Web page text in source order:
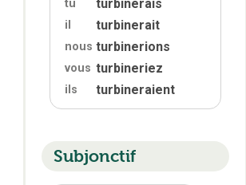
tu turbinerais
il turbinerait
nous turbinerions
vous turbineriez
ils turbineraient
Subjonctif